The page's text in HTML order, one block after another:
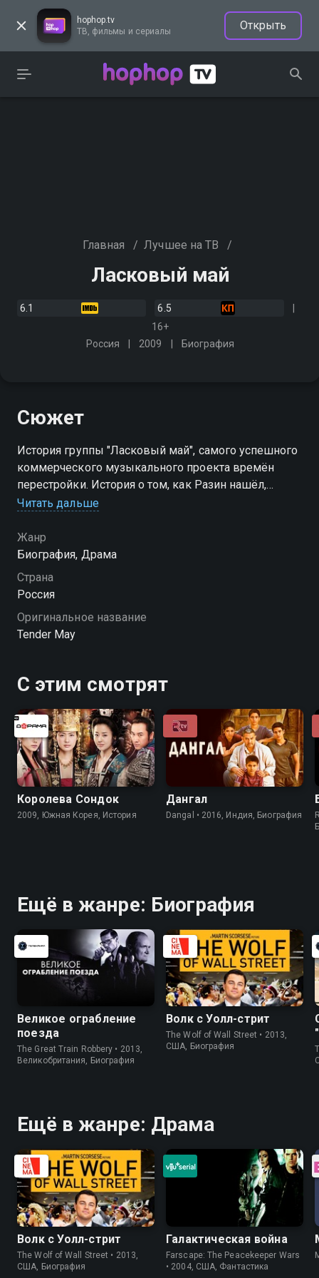
hophop.tv
ТВ, фильмы и сериалы
Открыть
Главная / Лучшее на ТВ /
Ласковый май
6.1
6.5
16+
Россия
2009 Биография
Сюжет
История группы "Ласковый май", самого успешного
коммерческого музыкального проекта времён
перестройки. История о том, как Разин нашёл,
собрал и раскрутил эту группу
Читать дальше
Жанр
Биография, Драма
Страна
Россия
Оригинальное название
Tender May
С этим смотрят
Королева Сондок
2009, Южная Корея, История
Дангал
Dangal • 2016, Индия, Биография
Ещё в жанре: Биография
Великое ограбление
поезда
The Great Train Robbery • 2013,
Великобритания, Биография
Волк с Уолл-стрит
The Wolf of Wall Street • 2013,
США, Биография
Ещё в жанре: Драма
Волк с Уолл-стрит
The Wolf of Wall Street • 2013,
США, Биография
Галактическая война
Farscape: The Peacekeeper Wars
• 2004, США, Фантастика